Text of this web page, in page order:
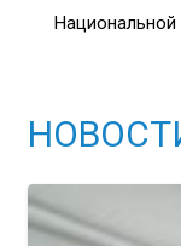
Национальной